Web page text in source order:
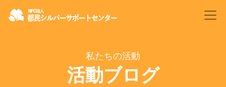
私たちの活動
活動ブログ